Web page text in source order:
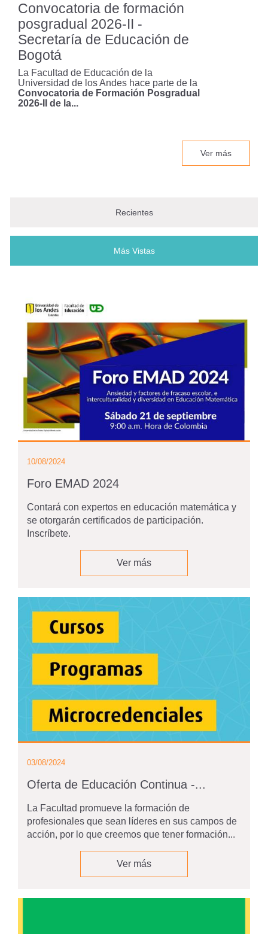
Estudiantes de la Facultad de
Educación lideraron talleres en la
Becas del 98% para profes de
avanzada MEN 2026-1
Internacional “Compromiso
Universidad-Comunidad”
Convocatoria de formación
posgradual 2026-II -
Secretaría de Educación de
Bogotá
La Facultad de Educación de la
Universidad de los Andes hace parte de la
Convocatoria de Formación Posgradual
2026-II de la...
Ver más
Recientes
Más Vistas(solapa activa)
10/08/2024
Foro EMAD 2024
Contará con expertos en educación matemática y
se otorgarán certificados de participación.
Inscríbete.
Ver más
03/08/2024
Oferta de Educación Continua -...
La Facultad promueve la formación de
profesionales que sean líderes en sus campos de
acción, por lo que creemos que tener formación...
Ver más